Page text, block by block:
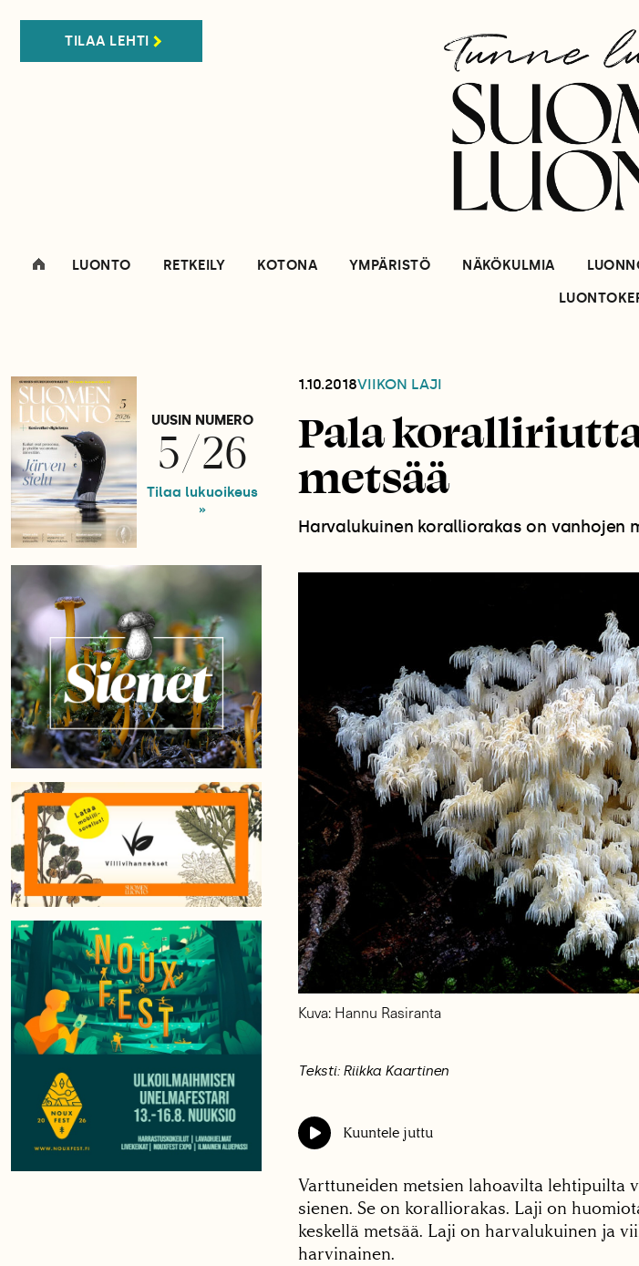
TILAA LEHTI
LUONTO RETKEILY KOTONA YMPÄRISTÖ NÄKÖKULMIA
UUSIN NUMERO
5/26
Tilaa lukuoikeus
»
1.10.2018VIIKON LAJI
Pala
metsää
Harvalukuinen koralliorakas on vanhojen
Kuva: Hannu Rasiranta
Teksti: Riikka Kaartinen
Kuuntele juttu
Varttuneiden metsien lahoavilta lehtipuilta
sienen. Se on koralliorakas. Laji on
keskellä metsää. Laji on harvalukuinen ja
harvinainen.